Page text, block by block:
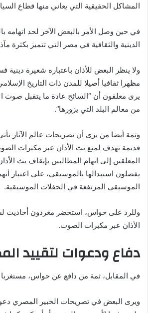
المشاكل الحقيقية التي يعاني منها قطاع
في حين وصل الأمر بالبعض الآخر لحد اتهامه
الدينية والثقافية في مصر التي تتميز بكثرة
ولا ينظر البعض للأذان باعتباره شعيرة دينية
مظهرا ثقافيا أصيلا للمدن ذات التاريخ
يرى معلقون أن “السائح عادة ما يتقبل صوت
من معالم البلد التي يزورها”.
وثمة أيضا من يرى أن تصريحات عالم الآثار
قديمة تهدف لمنع بث الأذان عبر مكبرات
المعلقين إلى اتهام المطالبين بإيقاف بث
يفضلون استبدالها بالموسيقى، على اعتبار
الموسيقى المرتفعة في الحفلات الموسيقية.
وللرد على حواس، استحضر مغردون أحاديث
الأذان عبر مكبرات الصوت.
دفاع ودعوات لتقييد
في المقابل، ثمة من دافع عن حواس،
ويرى البعض في تصريحات الخبير المصري دعوة